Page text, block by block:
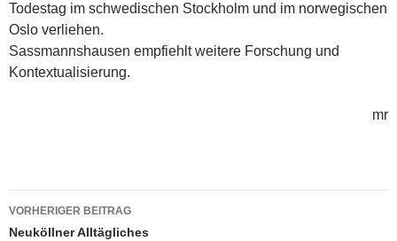
Todestag im schwedischen Stockholm und im norwegischen
Oslo verliehen.
Sassmannshausen em­p­fiehlt weitere Forschung und
Kontextualisierung.
mr
Beitragsnavigation
VORHERIGER BEITRAG
Neuköllner Alltägliches